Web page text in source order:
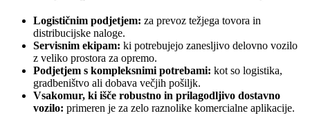
Logističnim podjetjem: za prevoz težjega tovora in
distribucijske naloge.
Servisnim ekipam: ki potrebujejo zanesljivo delovno vozilo
z veliko prostora za opremo.
Podjetjem s kompleksnimi potrebami: kot so logistika,
gradbeništvo ali dobava večjih pošiljk.
Vsakomur, ki išče robustno in prilagodljivo dostavno
vozilo: primeren je za zelo raznolike komercialne aplikacije.